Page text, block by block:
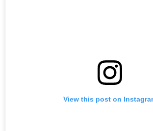
View this post on